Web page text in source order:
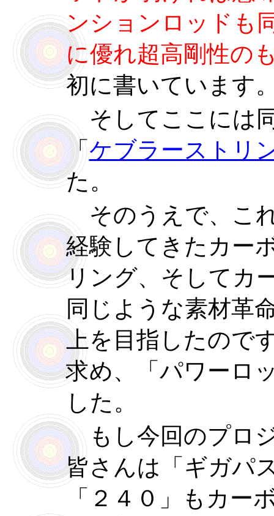
ンションロッドも
に優れ超高剛性の
初に書いています
そしてここには
「 ケブラーストリ
た。
そのうえで、こ
経験してきたカー
リング、そしてカ
同じような素材革
上を目指したので
求め、「パワーロ
した。
もし今回のプロ
皆さんは「ギガパ
「２４０」もカー